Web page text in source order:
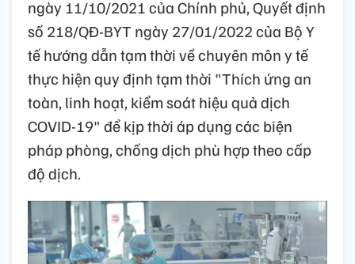
ngày 11/10/2021 của Chính phủ, Quyết định
số 218/QĐ-BYT ngày 27/01/2022 của Bộ Y
tế hướng dẫn tạm thời về chuyên môn y tế
thực hiện quy định tạm thời "Thích ứng an
toàn, linh hoạt, kiểm soát hiệu quả dịch
COVID-19" để kịp thời áp dụng các biện
pháp phòng, chống dịch phù hợp theo cấp
độ dịch.